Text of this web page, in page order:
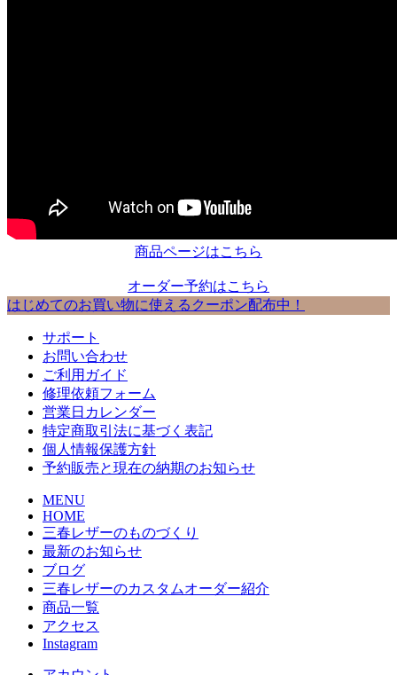
商品ページはこちら
オーダー予約はこちら
はじめてのお買い物に使えるクーポン配布中！
サポート
お問い合わせ
ご利用ガイド
修理依頼フォーム
営業日カレンダー
特定商取引法に基づく表記
個人情報保護方針
予約販売と現在の納期のお知らせ
MENU
HOME
三春レザーのものづくり
最新のお知らせ
ブログ
三春レザーのカスタムオーダー紹介
商品一覧
アクセス
Instagram